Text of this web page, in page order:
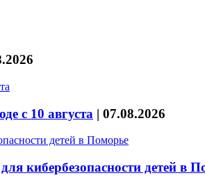
с 10 августа | 07.08.2026
кибербезопасности детей в